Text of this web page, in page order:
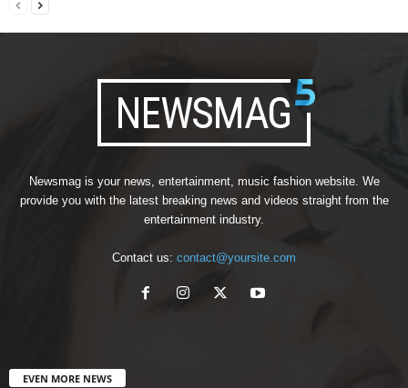
Newsmag is your news, entertainment, music fashion website. We
provide you with the latest breaking news and videos straight from the
entertainment industry.
Contact us: contact@yoursite.com
EVEN MORE NEWS